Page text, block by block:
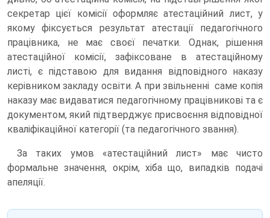
секретар цієї комісії оформляє атестаційний лист, у
якому фіксується результат атестації педагогічного
працівника, не має своєї печатки. Однак, рішення
атестаційної комісії, зафіксоване в атестаційному
листі, є підставою для видання відповідного наказу
керівником закладу освіти. А при звільненні саме копія
наказу має видаватися педагогічному працівникові та є
документом, який підтверджує присвоєння відповідної
кваліфікаційної категорії (та педагогічного звання).
За таких умов «атестаційний лист» має чисто
формальне значення, окрім, хіба що, випадків подачі
апеляції.